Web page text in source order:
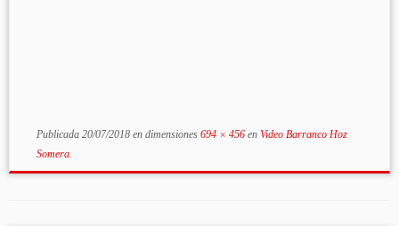
Publicada 20/07/2018en dimensiones694 × 456enVideo Barranco Hoz
Somera.